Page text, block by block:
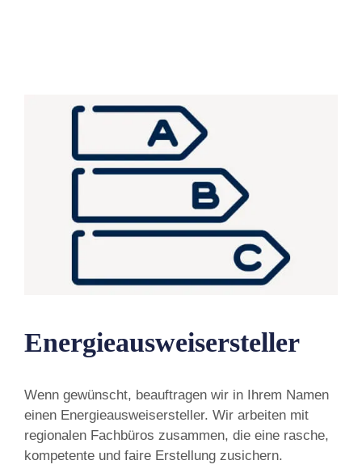
Energieausweisersteller
Wenn gewünscht, beauftragen wir in Ihrem Namen
einen Energieausweisersteller. Wir arbeiten mit
regionalen Fachbüros zusammen, die eine rasche,
kompetente und faire Erstellung zusichern.